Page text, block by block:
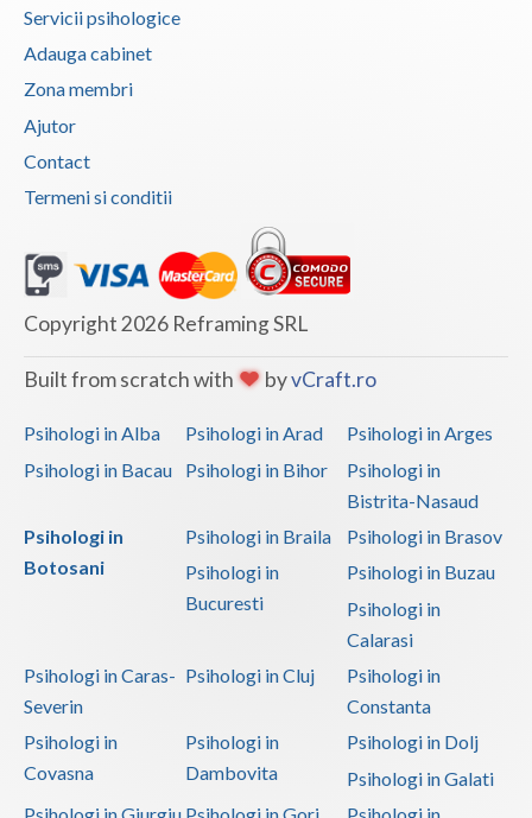
Servicii psihologice
Adauga cabinet
Zona membri
Ajutor
Contact
Termeni si conditii
Copyright 2026 Reframing SRL
Built from scratch with byvCraft.ro
Psihologi in Alba Psihologi in Arad
Psihologi in Arges
Psihologi in Bacau
Psihologi in Bihor
Psihologi in
Bistrita-Nasaud
Psihologi in
Botosani
Psihologi in Braila
Psihologi in Brasov
Psihologi in
Bucuresti
Psihologi in Buzau
Psihologi in
Calarasi
Psihologi in Caras-
Severin
Psihologi in Cluj
Psihologi in
Constanta
Psihologi in
Covasna
Psihologi in
Dambovita
Psihologi in Dolj
Psihologi in Galati